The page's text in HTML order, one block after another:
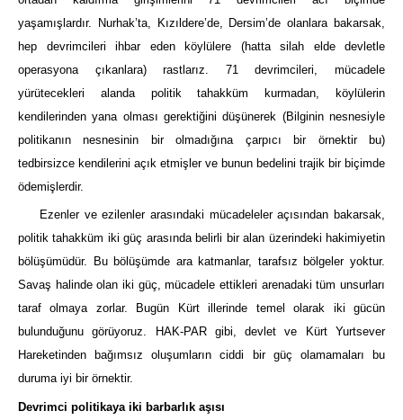
yaşamışlardır. Nurhak’ta, Kızıldere’de, Dersim’de olanlara bakarsak,
hep devrimcileri ihbar eden köylülere (hatta silah elde devletle
operasyona çıkanlara) rastlarız. 71 devrimcileri, mücadele
yürütecekleri alanda politik tahakküm kurmadan, köylülerin
kendilerinden yana olması gerektiğini düşünerek (Bilginin nesnesiyle
politikanın nesnesinin bir olmadığına çarpıcı bir örnektir bu)
tedbirsizce kendilerini açık etmişler ve bunun bedelini trajik bir biçimde
ödemişlerdir.
Ezenler ve ezilenler arasındaki mücadeleler açısından bakarsak,
politik tahakküm iki güç arasında belirli bir alan üzerindeki hakimiyetin
bölüşümüdür. Bu bölüşümde ara katmanlar, tarafsız bölgeler yoktur.
Savaş halinde olan iki güç, mücadele ettikleri arenadaki tüm unsurları
taraf olmaya zorlar. Bugün Kürt illerinde temel olarak iki gücün
bulunduğunu görüyoruz. HAK-PAR gibi, devlet ve Kürt Yurtsever
Hareketinden bağımsız oluşumların ciddi bir güç olamamaları bu
duruma iyi bir örnektir.
Devrimci politikaya iki barbarlık aşısı